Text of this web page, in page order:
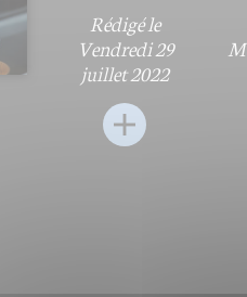
Rédigé le
Vendredi 29
juillet 2022